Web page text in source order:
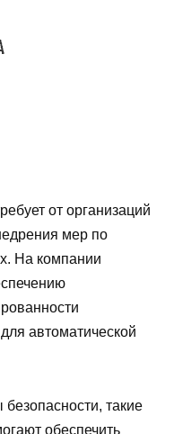
от организаций
мер по
На компании
автоматической
такие
обеспечить